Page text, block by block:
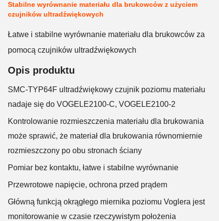
Stabilne wyrównanie materiału dla brukowców z użyciem
czujników ultradźwiękowych
Łatwe i stabilne wyrównanie materiału dla brukowców za
pomocą czujników ultradźwiękowych
Opis produktu
SMC-TYP64F ultradźwiękowy czujnik poziomu materiału
nadaje się do VOGELE2100-C, VOGELE2100-2
Kontrolowanie rozmieszczenia materiału dla brukowania
może sprawić, że materiał dla brukowania równomiernie
rozmieszczony po obu stronach ściany
Pomiar bez kontaktu, łatwe i stabilne wyrównanie
Przewrotowe napięcie, ochrona przed prądem
Główną funkcją okrągłego miernika poziomu Voglera jest
monitorowanie w czasie rzeczywistym położenia